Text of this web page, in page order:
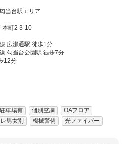
当台駅エリア
本町2-3-10
広瀬通駅 徒歩1分
勾当台公園駅 徒歩7分
12分
駐車場有 個別空調
OAフロア
レ男女別 機械警備 光ファイバー